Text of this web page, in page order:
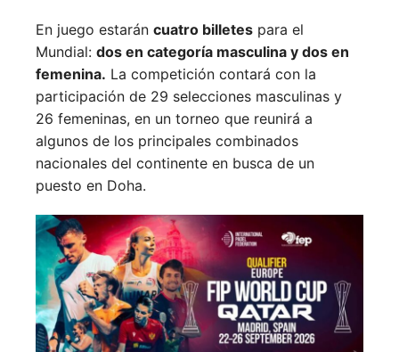
En juego estarán cuatro billetes para el
Mundial: dos en categoría masculina y dos en
femenina. La competición contará con la
participación de 29 selecciones masculinas y
26 femeninas, en un torneo que reunirá a
algunos de los principales combinados
nacionales del continente en busca de un
puesto en Doha.